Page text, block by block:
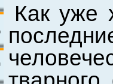
Как уже